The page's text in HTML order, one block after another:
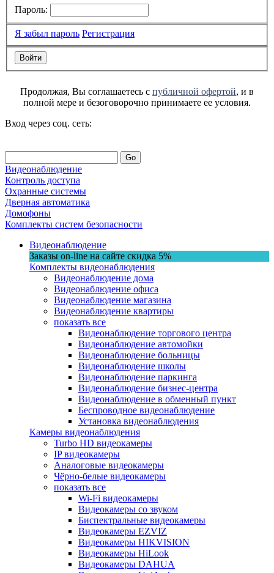
Пароль:
Я забыл пароль Регистрация
Продолжая, Вы соглашаетесь с публичной офертой, и в
полной мере и безоговорочно принимаете ее условия.
Вход через соц. сеть:
Go
Видеонаблюдение
Контроль доступа
Охранные системы
Дверная автоматика
Домофоны
Комплекты систем безопасности
Видеонаблюдение
Заказы on-line на сaйте скидка 5%
Комплекты видеонаблюдения
Видеонаблюдение дома
Видеонаблюдение офиса
Видеонаблюдение магазина
Видеонаблюдение квартиры
показать все
Видеонаблюдение торгового центра
Видеонаблюдение автомойки
Видеонаблюдение больницы
Видеонаблюдение школы
Видеонаблюдение паркинга
Видеонаблюдение бизнес-центра
Видеонаблюдение в обменный пункт
Беспроводное видеонаблюдение
Установка видеонаблюдения
Камеры видеонаблюдения
Turbo HD видеокамеры
IP видеокамеры
Аналоговые видеокамеры
Чёрно-белые видеокамеры
показать все
Wi-Fi видеокамеры
Видеокамеры со звуком
Биспектральные видеокамеры
Видеокамеры EZVIZ
Видеокамеры HIKVISION
Видеокамеры HiLook
Видеокамеры DAHUA